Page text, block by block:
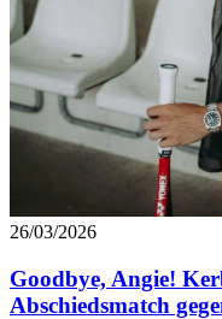
26/03/2026
Goodbye, Angie!
Abschiedsmatch